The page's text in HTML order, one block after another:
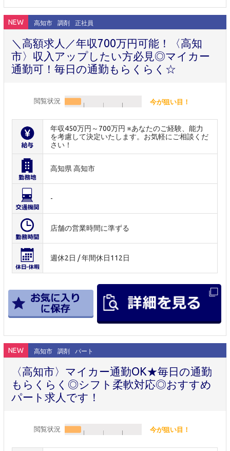
NEW 高知市 調剤 正社員
＼高額求人／年収700万円可能！〈高知
市〉収入アップしたい方必見◎マイカー
通勤可！毎日の通勤もらくらく☆
閲覧状況 今が狙い目！
年収450万円～700万円 ※あなたのご経験、能力
を考慮して決定いたします。お気軽にご相談くだ
さい！
高知県 高知市
-
店舗の営業時間に準ずる
週休2日 / 年間休日112日
NEW 高知市 調剤 パート
〈高知市〉マイカー通勤OK★毎日の通勤
もらくらく◎シフト柔軟対応◎おすすめ
パート求人です！
閲覧状況 今が狙い目！